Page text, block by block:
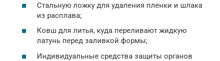
Стальную ложку для удаления пленки и шлака
из расплава;
Ковш для литья, куда переливают жидкую
латунь перед заливкой формы;
Индивидуальные средства защиты органов